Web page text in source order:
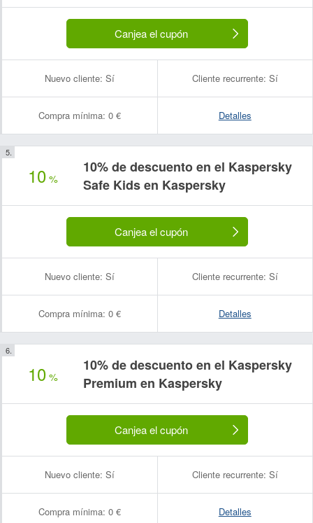
Canjea el cupón
Nuevo cliente: Sí Cliente recurrente: Sí
Compra mínima: 0 € Detalles
10 %
10% de descuento en el Kaspersky
Safe Kids en Kaspersky
Canjea el cupón
Nuevo cliente: Sí Cliente recurrente: Sí
Compra mínima: 0 € Detalles
10 %
10% de descuento en el Kaspersky
Premium en Kaspersky
Canjea el cupón
Nuevo cliente: Sí Cliente recurrente: Sí
Compra mínima: 0 € Detalles